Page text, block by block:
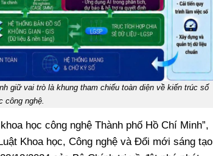
giữ vai trò là khung tham chiếu toàn diện về kiến trúc số
công nghệ.
học công nghệ Thành phố Hồ Chí Minh”,
Khoa học, Công nghệ và Đổi mới sáng tạo